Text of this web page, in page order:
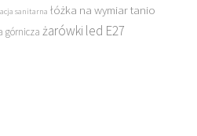
sanitarna łóżka na wymiar tanio
górnicza żarówki led E27